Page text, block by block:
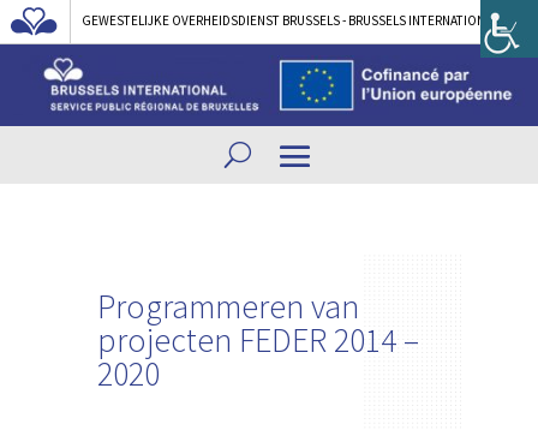
GEWESTELIJKE OVERHEIDSDIENST BRUSSELS - BRUSSELS INTERNATIONAL
Programmeren van
projecten FEDER 2014 –
2020